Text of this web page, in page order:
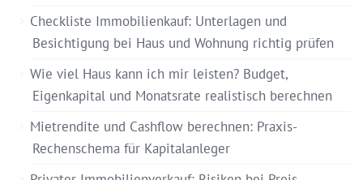
Checkliste Immobilienkauf: Unterlagen und
Besichtigung bei Haus und Wohnung richtig prüfen
Wie viel Haus kann ich mir leisten? Budget,
Eigenkapital und Monatsrate realistisch berechnen
Mietrendite und Cashflow berechnen: Praxis-
Rechenschema für Kapitalanleger